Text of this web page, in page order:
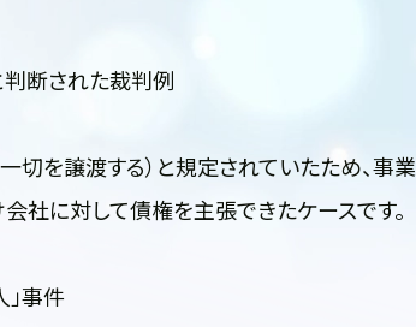
断された裁判例
を譲渡する）と規定されていたため、事業
社に対して債権を主張できたケースです。
事件